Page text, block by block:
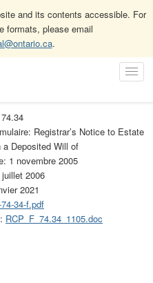
and its contents accessible. For
formats, please email
.
civile
de procédure civile (obsolète)
Registrar’s Notice to Estate
a Deposited Will of
1 novembre 2005
2006
2021
34-f.pdf
RCP_F_74.34_1105.doc